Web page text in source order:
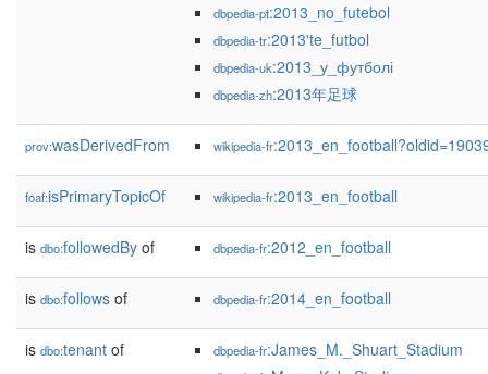
dbpedia-pt:2013_no_futebol
dbpedia-tr:2013'te_futbol
dbpedia-uk:2013_у_футболі
dbpedia-zh:2013年足球
prov:wasDerivedFrom wikipedia-fr
foaf:isPrimaryTopicOf wikipedia-fr:2013_en_football
is dbo:followedBy of dbpedia-fr:2012_en_football
is dbo:follows of dbpedia-fr:2014_en_football
is dbo:tenant of dbpedia-fr:James_M._Shuart_Stadium